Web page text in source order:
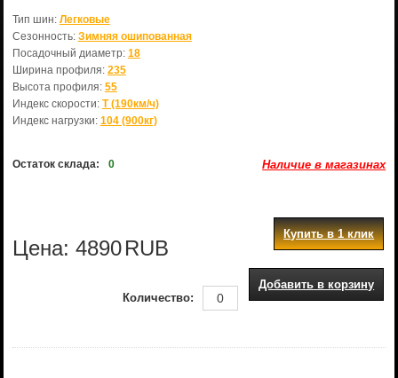
Тип шин: Легковые
Сезонность: Зимняя ошипованная
Посадочный диаметр: 18
Ширина профиля: 235
Высота профиля: 55
Индекс скорости: T (190км/ч)
Индекс нагрузки: 104 (900кг)
Остаток склада: 0 Наличие в магазинах
Цена: 4890RUB
Купить в 1 клик
Добавить в корзину
Количество: